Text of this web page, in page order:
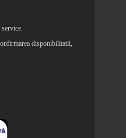
disponibilitatii,